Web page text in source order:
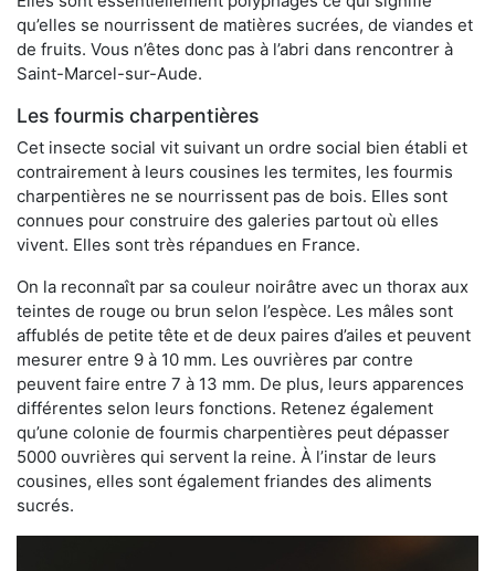
qu’elles se nourrissent de matières sucrées, de viandes et
de fruits. Vous n’êtes donc pas à l’abri dans rencontrer à
Saint-Marcel-sur-Aude.
Les fourmis charpentières
Cet insecte social vit suivant un ordre social bien établi et
contrairement à leurs cousines les termites, les fourmis
charpentières ne se nourrissent pas de bois. Elles sont
connues pour construire des galeries partout où elles
vivent. Elles sont très répandues en France.
On la reconnaît par sa couleur noirâtre avec un thorax aux
teintes de rouge ou brun selon l’espèce. Les mâles sont
affublés de petite tête et de deux paires d’ailes et peuvent
mesurer entre 9 à 10 mm. Les ouvrières par contre
peuvent faire entre 7 à 13 mm. De plus, leurs apparences
différentes selon leurs fonctions. Retenez également
qu’une colonie de fourmis charpentières peut dépasser
5000 ouvrières qui servent la reine. À l’instar de leurs
cousines, elles sont également friandes des aliments
sucrés.